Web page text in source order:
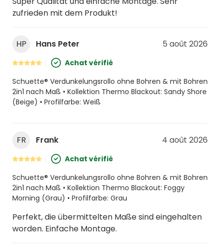
zufrieden mit dem Produkt!
HP Hans Peter 5 août 2026
Achat vérifié
Schuette® Verdunkelungsrollo ohne Bohren & mit Bohren
2in1 nach Maß • Kollektion Thermo Blackout: Sandy Shore
(Beige) • Profilfarbe: Weiß
FR Frank 4 août 2026
Achat vérifié
Schuette® Verdunkelungsrollo ohne Bohren & mit Bohren
2in1 nach Maß • Kollektion Thermo Blackout: Foggy
Morning (Grau) • Profilfarbe: Grau
Perfekt, die übermittelten Maße sind eingehalten
worden. Einfache Montage.